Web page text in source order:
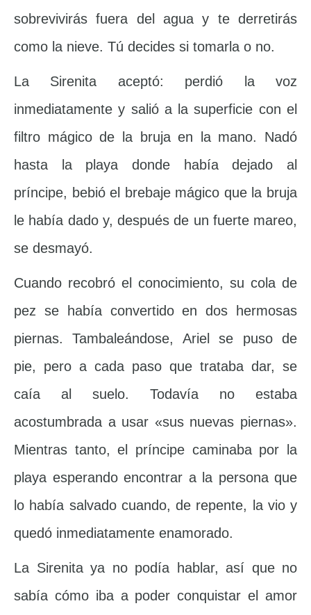
sobrevivirás fuera del agua y te derretirás
como la nieve. Tú decides si tomarla o no.
La Sirenita aceptó: perdió la voz
inmediatamente y salió a la superficie con el
filtro mágico de la bruja en la mano. Nadó
hasta la playa donde había dejado al
príncipe, bebió el brebaje mágico que la bruja
le había dado y, después de un fuerte mareo,
se desmayó.
Cuando recobró el conocimiento, su cola de
pez se había convertido en dos hermosas
piernas. Tambaleándose, Ariel se puso de
pie, pero a cada paso que trataba dar, se
caía al suelo. Todavía no estaba
acostumbrada a usar «sus nuevas piernas».
Mientras tanto, el príncipe caminaba por la
playa esperando encontrar a la persona que
lo había salvado cuando, de repente, la vio y
quedó inmediatamente enamorado.
La Sirenita ya no podía hablar, así que no
sabía cómo iba a poder conquistar el amor